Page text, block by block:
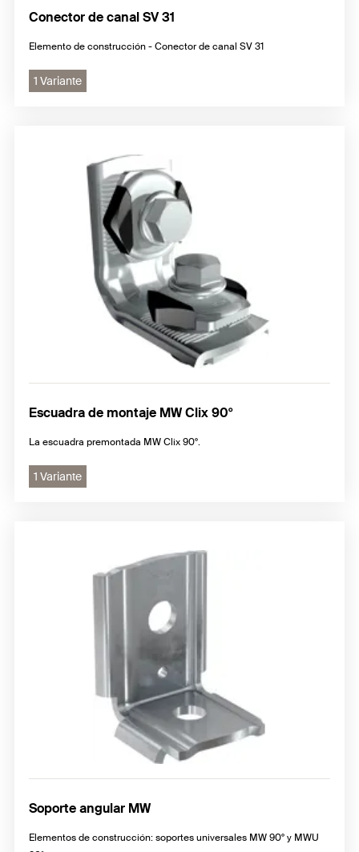
Conector de canal SV 31
Elemento de construcción - Conector de canal SV 31
1 Variante
Escuadra de montaje MW Clix 90°
La escuadra premontada MW Clix 90°.
1 Variante
Soporte angular MW
Elementos de construcción: soportes universales MW 90° y MWU